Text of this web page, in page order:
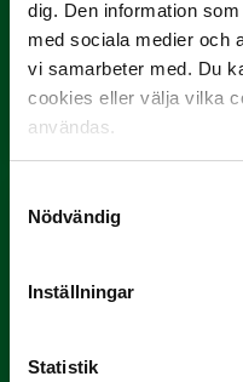
dig. Den information
med sociala medier och
vi samarbeter med. Du
cookies eller välja vilka
användas.
Nödvändig
Inställningar
Statistik
10 JULI
Dubbla
summeras
"Vilken…